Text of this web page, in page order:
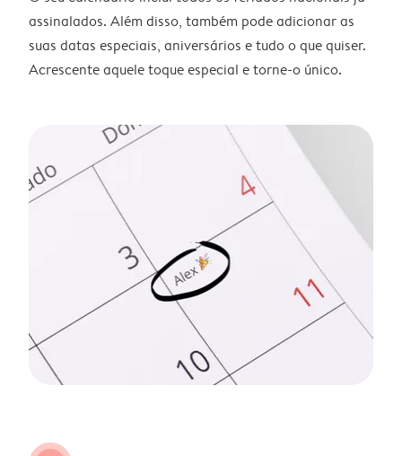
assinalados. Além disso, também pode adicionar as
suas datas especiais, aniversários e tudo o que quiser.
Acrescente aquele toque especial e torne-o único.